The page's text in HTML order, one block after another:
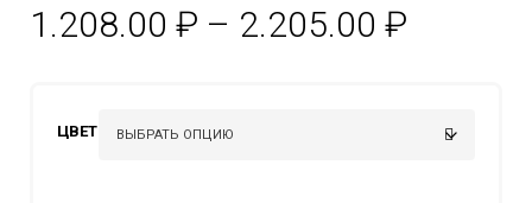
1.208.00 ₽ – 2.205.00 ₽
ЦВЕТ